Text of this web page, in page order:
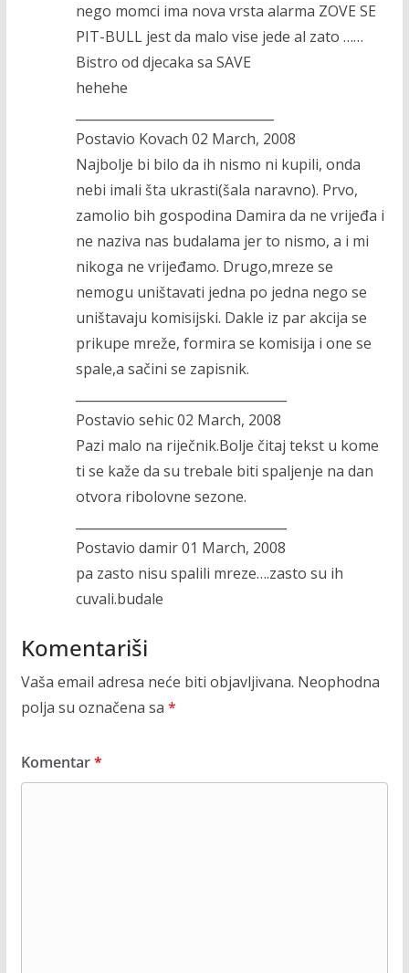
nego momci ima nova vrsta alarma ZOVE SE
PIT-BULL jest da malo vise jede al zato ……
Bistro od djecaka sa SAVE
hehehe
Postavio Kovach 02 March, 2008
Najbolje bi bilo da ih nismo ni kupili, onda
nebi imali šta ukrasti(šala naravno). Prvo,
zamolio bih gospodina Damira da ne vrijeđa i
ne naziva nas budalama jer to nismo, a i mi
nikoga ne vrijeđamo. Drugo,mreze se
nemogu uništavati jedna po jedna nego se
uništavaju komisijski. Dakle iz par akcija se
prikupe mreže, formira se komisija i one se
spale,a sačini se zapisnik.
Postavio sehic 02 March, 2008
Pazi malo na riječnik.Bolje čitaj tekst u kome
ti se kaže da su trebale biti spaljenje na dan
otvora ribolovne sezone.
Postavio damir 01 March, 2008
pa zasto nisu spalili mreze….zasto su ih
cuvali.budale
Komentariši
Vaša email adresa neće biti objavljivana. Neophodna
polja su označena sa *
Komentar*